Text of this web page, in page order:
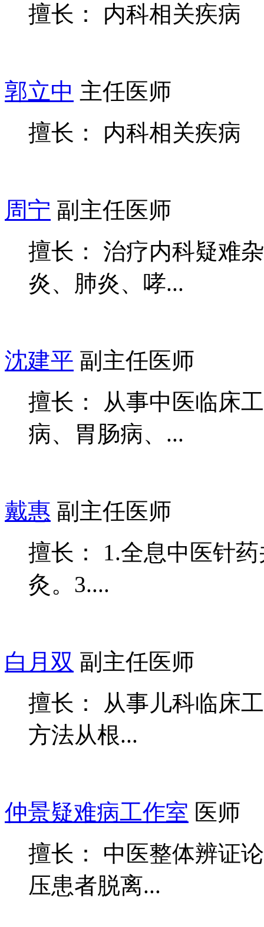
擅长： 内科相关疾病
郭立中 主任医师
擅长： 内科相关疾病
周宁 副主任医师
擅长： 治疗内科疑难
炎、肺炎、哮...
沈建平 副主任医师
擅长： 从事中医临床
病、胃肠病、...
戴惠 副主任医师
擅长： 1.全息中医针
灸。3....
白月双 副主任医师
擅长： 从事儿科临床
方法从根...
仲景疑难病工作室 医师
擅长： 中医整体辨证
压患者脱离...